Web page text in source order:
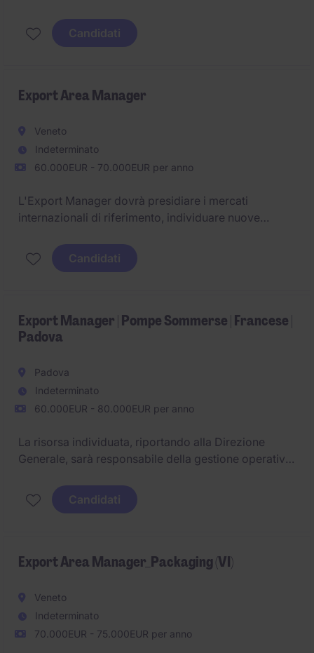
Mixology. Il ruolo richiede un approccio dinamico ed
una forte capacità di costruire e mantenere relazioni
Candidati
Export Area Manager
Veneto
Indeterminato
60.000EUR - 70.000EUR per anno
L'Export Manager dovrà presidiare i mercati
internazionali di riferimento, individuare nuove
interne ed esterne coinvolte nel processo export e
contribuire alla definizione delle strategie di sviluppo
Candidati
Export Manager | Pompe Sommerse | Francese |
Padova
Padova
Indeterminato
60.000EUR - 80.000EUR per anno
La risorsa individuata, riportando alla Direzione
Generale, sarà responsabile della gestione operativa
garantendo efficienza nei processi e supporto
continuo ai clienti internazionali. Parteciperà
altri Paesi da definire.
Candidati
Export Area Manager_Packaging (VI)
Veneto
Indeterminato
70.000EUR - 75.000EUR per anno